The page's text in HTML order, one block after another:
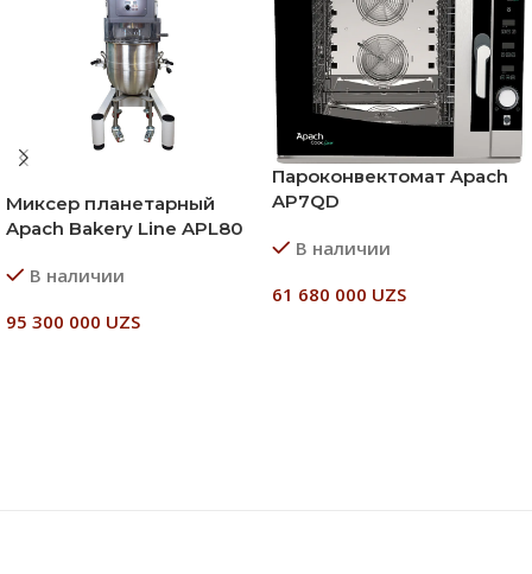
Миксер планетарный
Apach Bakery Line APL80
В наличии
95 300 000 UZS
Пароконвектомат Apach
AP7QD
В наличии
61 680 000 UZS